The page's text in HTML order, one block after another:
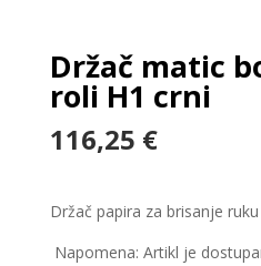
Držač matic
roli H1 crni
116,25 €
Držač papira za brisanje
Napomena: Artikl je